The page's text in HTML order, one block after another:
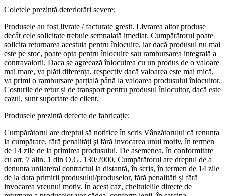
Coletele prezintă deteriorări severe;
Produsele au fost livrate / facturate greșit. Livrarea altor produse
decât cele solicitate trebuie semnalată imediat. Cumpărătorul poate
solicita returnarea acestuia pentru înlocuire, iar dacă produsul nu mai
este pe stoc, poate opta pentru înlocuire sau rambursarea integrală a
contravalorii. Daca se agreează înlocuirea cu un produs de o valoare
mai mare, va plăti diferența, respectiv dacă valoarea este mai mică,
va primi o rambursare parțială până la valoarea produsului înlocuitor.
Costurile de retur și de transport pentru produsul înlocuitor, dacă este
cazul, sunt suportate de client.
Produsele prezintă defecte de fabricație;
Cumpărătorul are dreptul să notifice în scris Vânzătorului că renunța
la cumpărare, fără penalități şi fără invocarea unui motiv, în termen
de 14 zile de la primirea produsului. De asemenea, în conformitate
cu art. 7 alin. 1 din O.G. 130/2000, Cumpărătorul are dreptul de a
denunța unilateral contractul la distanță, în scris, în termen de 14 zile
de la data primirii produsului/produselor, fără penalități și fără
invocarea vreunui motiv. În acest caz, cheltuielile directe de